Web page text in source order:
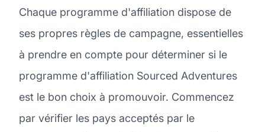
Chaque programme d'affiliation dispose de
ses propres règles de campagne, essentielles
à prendre en compte pour déterminer si le
programme d'affiliation Sourced Adventures
est le bon choix à promouvoir. Commencez
par vérifier les pays acceptés par le